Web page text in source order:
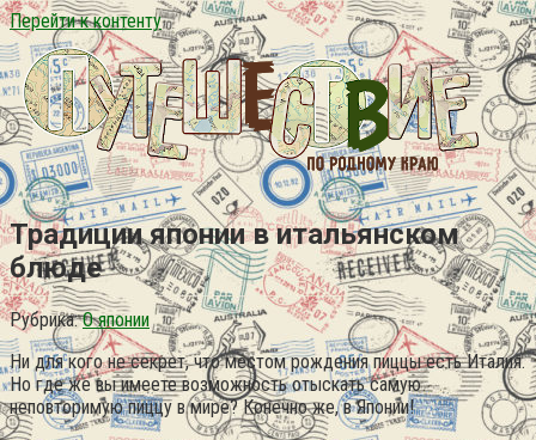
Перейти к контенту
Традиции японии в итальянском
блюде
Рубрика: О японии
Ни для кого не секрет, что местом рождения пиццы есть Италия.
Но где же вы имеете возможность отыскать самую
неповторимую пиццу в мире? Конечно же, в Японии!